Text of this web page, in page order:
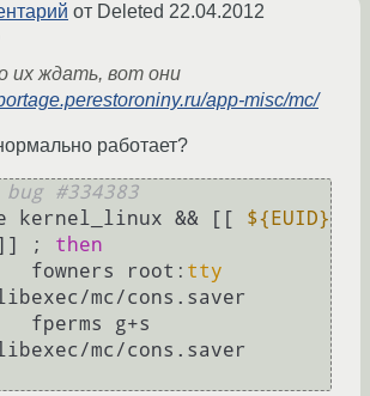
от Deleted 22.04.2012
их ждать, вот они
app-misc/mc/
работает?
#334383
kernel_linux && [[ ${EUID}
]] ; then
        fowners root:
tty
mc/cons.saver